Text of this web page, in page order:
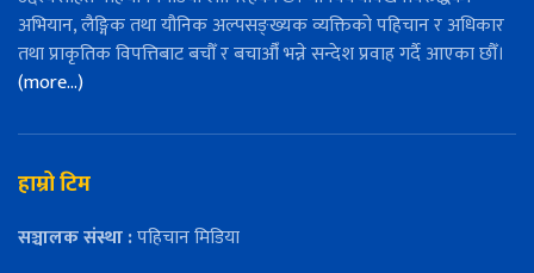
अभियान, लैङ्गिक तथा यौनिक अल्पसङ्ख्यक व्यक्तिको पहिचान र अधिकार
तथा प्राकृतिक विपत्तिबाट बचौँ र बचाऔँ भन्ने सन्देश प्रवाह गर्दै आएका छौँ।
(more…)
हाम्रो टिम
सञ्चालक संस्था :पहिचान मिडिया